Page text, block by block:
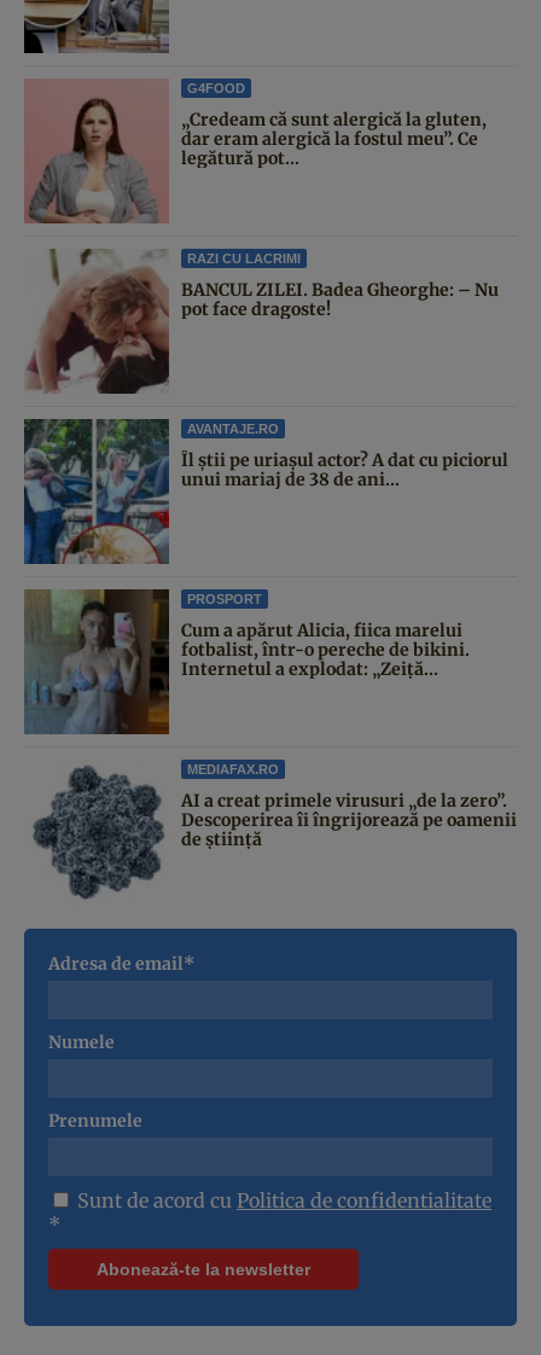
G4FOOD
„Credeam că sunt alergică la gluten,
dar eram alergică la fostul meu”. Ce
legătură pot...
RAZI CU LACRIMI
BANCUL ZILEI. Badea Gheorghe: – Nu
pot face dragoste!
AVANTAJE.RO
Îl știi pe uriașul actor? A dat cu piciorul
unui mariaj de 38 de ani...
PROSPORT
Cum a apărut Alicia, fiica marelui
fotbalist, într-o pereche de bikini.
Internetul a explodat: „Zeiță...
MEDIAFAX.RO
AI a creat primele virusuri „de la zero”.
Descoperirea îi îngrijorează pe oamenii
de știință
Adresa de email*
Numele
Prenumele
Sunt de acord cu Politica de confidentialitate
*